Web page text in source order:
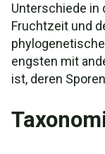
Unterschiede in
Fruchtzeit und
engsten mit
ist, deren